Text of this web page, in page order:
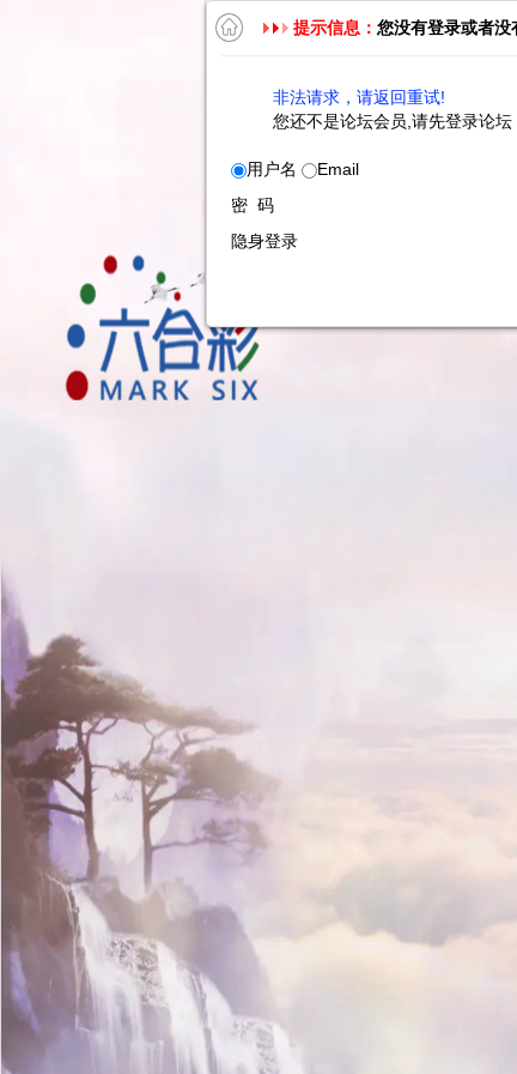
提示信息： 您没有登录或者没
非法请求，请返回重试!
您还不是论坛会员,请先登录论坛
用户名
Email
密 码
隐身登录